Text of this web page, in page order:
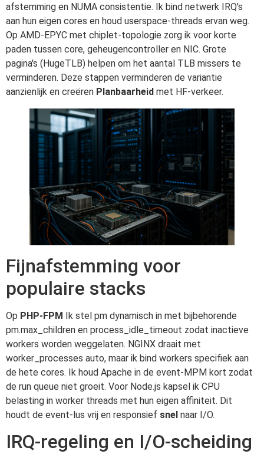
afstemming en NUMA consistentie. Ik bind netwerk IRQ's
aan hun eigen cores en houd userspace-threads ervan weg.
Op AMD-EPYC met chiplet-topologie zorg ik voor korte
paden tussen core, geheugencontroller en NIC. Grote
pagina's (HugeTLB) helpen om het aantal TLB missers te
verminderen. Deze stappen verminderen de variantie
aanzienlijk en creëren Planbaarheid met HF-verkeer.
Fijnafstemming voor
populaire stacks
Op PHP-FPM Ik stel pm dynamisch in met bijbehorende
pm.max_children en process_idle_timeout zodat inactieve
workers worden weggelaten. NGINX draait met
worker_processes auto, maar ik bind workers specifiek aan
de hete cores. Ik houd Apache in de event-MPM kort zodat
de run queue niet groeit. Voor Node.js kapsel ik CPU
belasting in worker threads met hun eigen affiniteit. Dit
houdt de event-lus vrij en responsief snel naar I/O.
IRQ-regeling en I/O-scheiding